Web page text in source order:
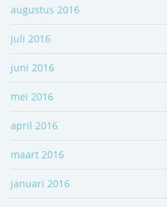
augustus 2016
juli 2016
juni 2016
mei 2016
april 2016
maart 2016
januari 2016